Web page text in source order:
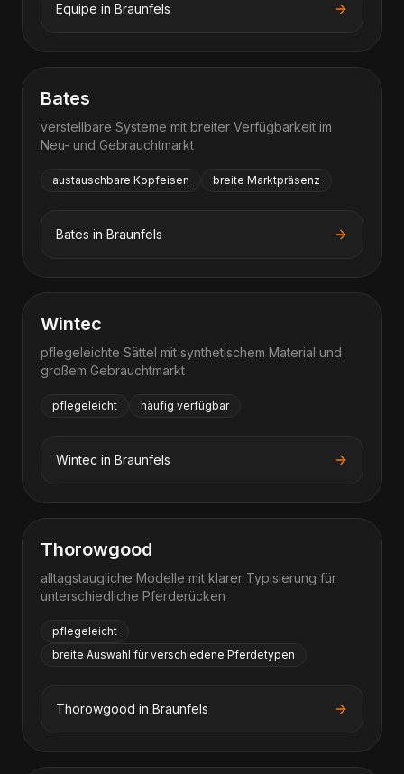
Equipe in Braunfels
Bates
verstellbare Systeme mit breiter Verfügbarkeit im
Neu- und Gebrauchtmarkt
austauschbare Kopfeisen breite Marktpräsenz
Bates in Braunfels
Wintec
pflegeleichte Sättel mit synthetischem Material und
großem Gebrauchtmarkt
pflegeleicht häufig verfügbar
Wintec in Braunfels
Thorowgood
alltagstaugliche Modelle mit klarer Typisierung für
unterschiedliche Pferderücken
pflegeleicht
breite Auswahl für verschiedene Pferdetypen
Thorowgood in Braunfels